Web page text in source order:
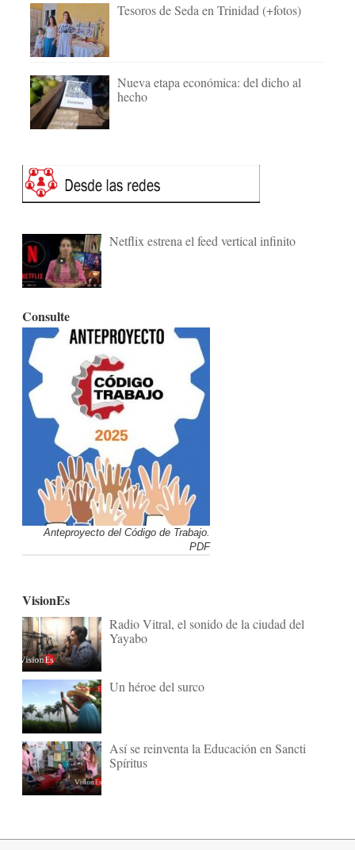
Tesoros de Seda en Trinidad (+fotos)
Nueva etapa económica: del dicho al
hecho
Netflix estrena el feed vertical infinito
Consulte
Anteproyecto del Código de Trabajo.
PDF
VisionEs
Radio Vitral, el sonido de la ciudad del
Yayabo
Un héroe del surco
Así se reinventa la Educación en Sancti
Spíritus